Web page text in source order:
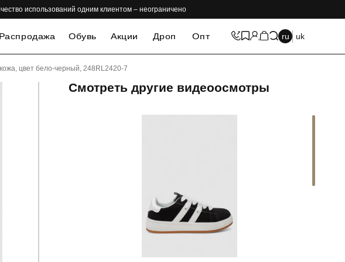
использований одним клиентом – неограничено
Распродажа Обувь Акции Дроп Опт ru uk
цвет бело-черный, 248RL2420-7
Смотреть другие видеоосмотры